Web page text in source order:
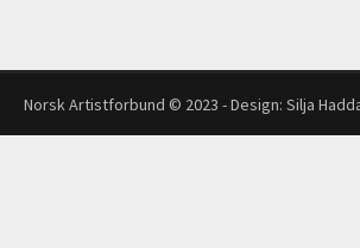
Norsk Artistforbund © 2023 - Design: Silja